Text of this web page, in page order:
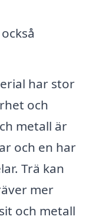
har stor
och
metall är
och en har
Trä kan
mer
och metall